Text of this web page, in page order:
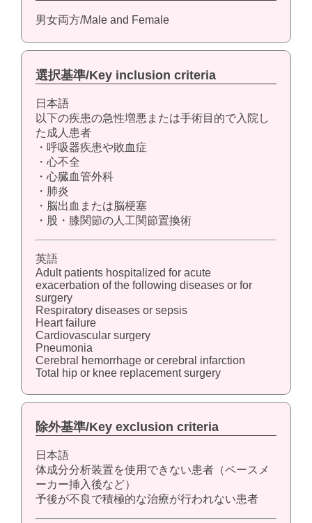
男女両方/Male and Female
選択基準/Key inclusion criteria
日本語
以下の疾患の急性増悪または手術目的で入院し
た成人患者
・呼吸器疾患や敗血症
・心不全
・心臓血管外科
・肺炎
・脳出血または脳梗塞
・股・膝関節の人工関節置換術
英語
Adult patients hospitalized for acute
exacerbation of the following diseases or for
surgery
Respiratory diseases or sepsis
Heart failure
Cardiovascular surgery
Pneumonia
Cerebral hemorrhage or cerebral infarction
Total hip or knee replacement surgery
除外基準/Key exclusion criteria
日本語
体成分分析装置を使用できない患者（ペースメ
ーカー挿入後など）
予後が不良で積極的な治療が行われない患者